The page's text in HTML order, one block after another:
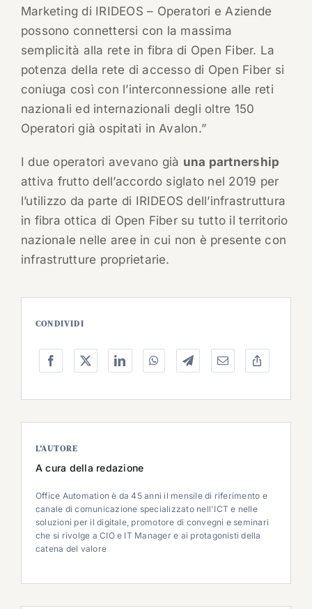
Marketing di IRIDEOS – Operatori e Aziende
possono connettersi con la massima
semplicità alla rete in fibra di Open Fiber. La
potenza della rete di accesso di Open Fiber si
coniuga così con l’interconnessione alle reti
nazionali ed internazionali degli oltre 150
Operatori già ospitati in Avalon.”
I due operatori avevano già una partnership
attiva frutto dell’accordo siglato nel 2019 per
l’utilizzo da parte di IRIDEOS dell’infrastruttura
in fibra ottica di Open Fiber su tutto il territorio
nazionale nelle aree in cui non è presente con
infrastrutture proprietarie.
CONDIVIDI
L’AUTORE
A cura della redazione
Office Automation è da 45 anni il mensile di riferimento e
canale di comunicazione specializzato nell'ICT e nelle
soluzioni per il digitale, promotore di convegni e seminari
che si rivolge a CIO e IT Manager e ai protagonisti della
catena del valore